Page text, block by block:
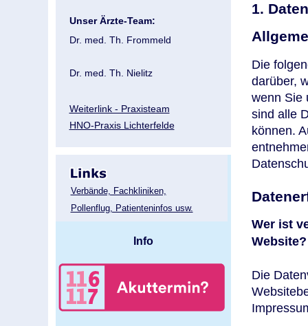
1.
Die
darüber,
wenn Sie
sind alle
können.
Wer ist
Website?
Die
Unser Ärzte-Team:
Dr. med. Th. Frommeld
Dr. med. Th. Nielitz
Weiterlink - Praxisteam
HNO-Praxis Lichterfelde
Verbände, Fachkliniken,
Pollenflug, Patienteninfos usw.
Info